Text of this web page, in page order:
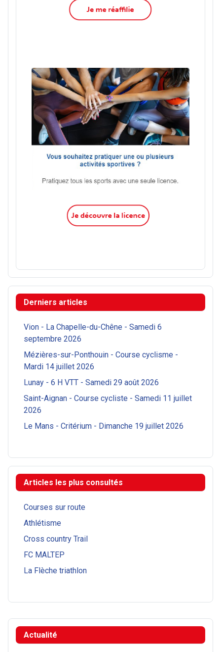
Actualité
Derniers articles
Vion - La Chapelle-du-Chêne - Samedi 6
septembre 2026
Mézières-sur-Ponthouin - Course cyclisme -
Mardi 14 juillet 2026
Lunay - 6 H VTT - Samedi 29 août 2026
Saint-Aignan - Course cycliste - Samedi 11 juillet
2026
Le Mans - Critérium - Dimanche 19 juillet 2026
Articles les plus consultés
Courses sur route
Athlétisme
Cross country Trail
FC MALTEP
La Flèche triathlon